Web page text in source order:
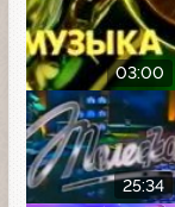
03:00
25:34